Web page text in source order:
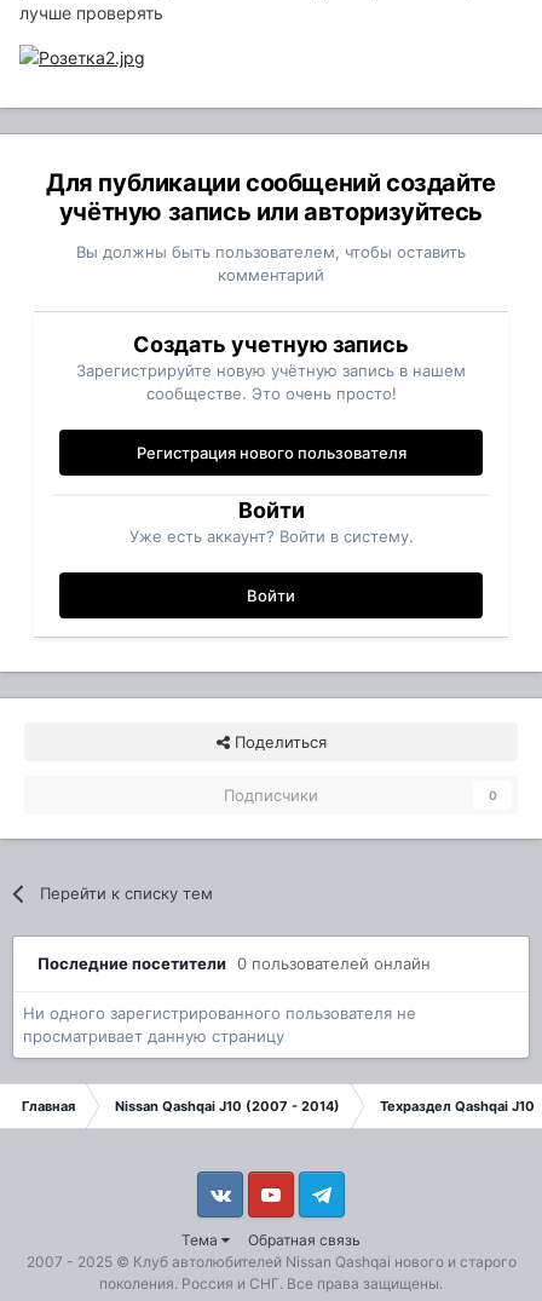
лучше проверять
Для публикации сообщений создайте
учётную запись или авторизуйтесь
Вы должны быть пользователем, чтобы оставить
комментарий
Создать учетную запись
Зарегистрируйте новую учётную запись в нашем
сообществе. Это очень просто!
Регистрация нового пользователя
Войти
Уже есть аккаунт? Войти в систему.
Войти
Поделиться
Подписчики 0
Перейти к списку тем
Последние посетители 0 пользователей онлайн
Ни одного зарегистрированного пользователя не
просматривает данную страницу
Главная Nissan Qashqai J10 (2007 - 2014) Техраздел Qashqai J10
Тема Обратная связь
VkontakteYouTube Telegram
2007 - 2025 © Клуб автолюбителей Nissan Qashqai нового и старого
поколения. Россия и СНГ. Все права защищены.